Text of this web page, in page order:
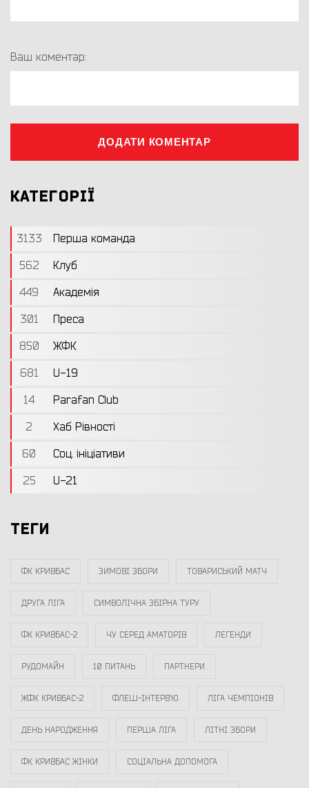
Ваш коментар:
ДОДАТИ КОМЕНТАР
КАТЕГОРІЇ
3133
Перша команда
562
Клуб
449
Академія
301
Преса
850
ЖФК
681
U-19
14
Parafan Club
2
Хаб Рівності
60
Соц. ініціативи
25
U-21
ТЕГИ
ФК КРИВБАС ЗИМОВІ ЗБОРИ ТОВАРИСЬКИЙ МАТЧ
ДРУГА ЛІГА СИМВОЛІЧНА ЗБІРНА ТУРУ
ФК КРИВБАС-2 ЧУ СЕРЕД АМАТОРІВ ЛЕГЕНДИ
РУДОМАЙН 10 ПИТАНЬ ПАРТНЕРИ
ЖФК КРИВБАС-2 ФЛЕШ-ІНТЕРВ`Ю ЛІГА ЧЕМПІОНІВ
ДЕНЬ НАРОДЖЕННЯ ПЕРША ЛІГА ЛІТНІ ЗБОРИ
ФК КРИВБАС ЖІНКИ СОЦІАЛЬНА ДОПОМОГА